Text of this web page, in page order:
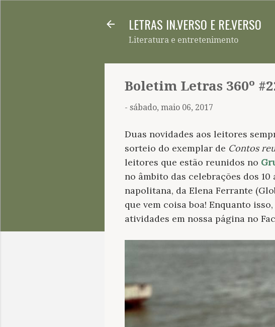
LETRAS IN.VERSO E RE.VERSO
Literatura e entretenimento
Boletim Letras 360º
- sábado, maio 06, 2017
Duas novidades aos leitores
sorteio do exemplar de Contos
leitores que estão reunidos no
no âmbito das celebrações dos
napolitana, da Elena Ferrante
que vem coisa boa! Enquanto
atividades em nossa página no